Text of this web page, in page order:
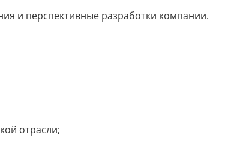
и перспективные разработки компании.
отрасли;